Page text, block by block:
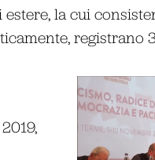
la cui
registrano